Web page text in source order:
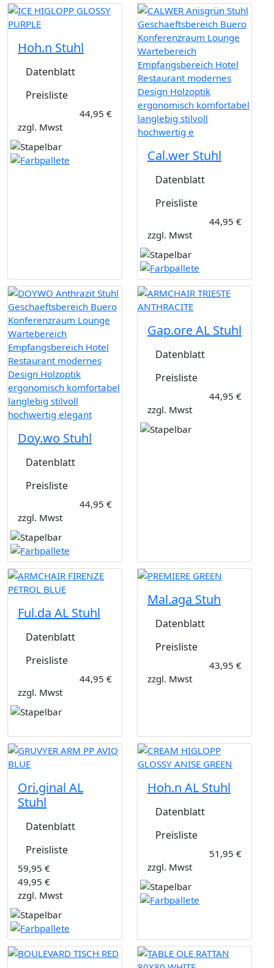
Hoh.n Stuhl
Datenblatt
Preisliste
44,95 €
zzgl. Mwst
Cal.wer Stuhl
Datenblatt
Preisliste
44,95 €
zzgl. Mwst
Doy.wo Stuhl
Datenblatt
Preisliste
44,95 €
zzgl. Mwst
Gap.ore AL Stuhl
Datenblatt
Preisliste
44,95 €
zzgl. Mwst
Ful.da AL Stuhl
Datenblatt
Preisliste
44,95 €
zzgl. Mwst
Mal.aga Stuh
Datenblatt
Preisliste
43,95 €
zzgl. Mwst
Ori.ginal AL
Stuhl
Datenblatt
Preisliste
59,95 €
49,95 €
zzgl. Mwst
Hoh.n AL Stuhl
Datenblatt
Preisliste
51,95 €
zzgl. Mwst